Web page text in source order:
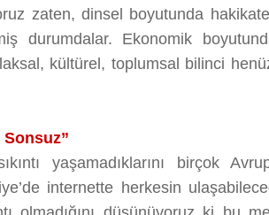
zaten, dinsel boyutunda
durumdalar. Ekonomik
kültürel, toplumsal bilinci
yaşamadıklarını birçok
internette herkesin